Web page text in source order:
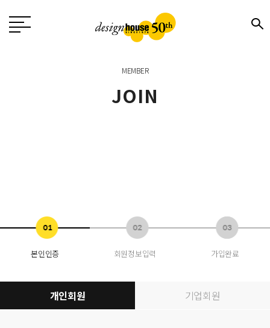
MEMBER
JOIN
본인인증 회원정보입력 가입완료
개인회원 기업회원